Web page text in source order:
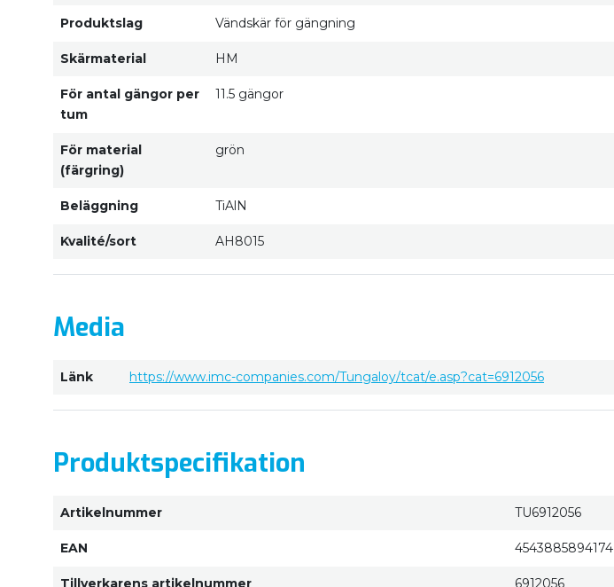
Produktslag Vändskär för gängning
Skärmaterial HM
För antal gängor per
tum
11.5 gängor
För material
(färgring)
grön
Beläggning TiAlN
Kvalité/sort AH8015
Media
Länk https://www.imc-companies.com/Tungaloy/tcat/e.asp?cat=6912056
Produktspecifikation
Artikelnummer TU6912056
EAN 4543885894174
Tillverkarens artikelnummer 6912056